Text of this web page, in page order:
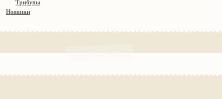
Трибуны
Новинки